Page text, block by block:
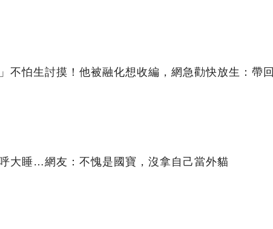
不怕生討摸！他被融化想收編，網急勸快放生：帶回
大睡…網友：不愧是國寶，沒拿自己當外貓